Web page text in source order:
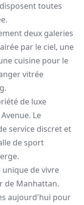
toutes
deux galeries
par le ciel, une
cuisine pour le
vitrée
de luxe
Le
service discret et
de sport
de vivre
de Manhattan.
aujourd'hui pour